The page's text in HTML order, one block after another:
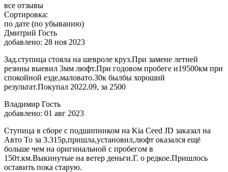
все отзывы
Сортировка:
по дате (по убыванию)
Дмитрий Гость
добавлено: 28 ноя 2023
Зад.ступица стояла на шевроле круз.При замене летней
резины выевил 3мм люфт.При годовом пробеге и19500км при
спокойной езде,маловато.30к былбы хороший
результат.Покупал 2022.09, за 2500
Владимир Гость
добавлено: 01 авг 2023
Ступица в сборе с подшипником на Kia Ceed JD заказал на
Авто То за 3.315р,пришла,установил,люфт оказался ещё
больше чем на оригинальной с пробегом в
150т.км.Выкинутые на ветер деньги.Г. о редкое.Пришлось
оставить пока старую.